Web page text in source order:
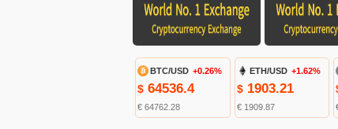
BTC/USD +0.26%
$ 64536.4
€ 64762.28
ETH/USD +1.62%
$1903.21
€ 1909.87